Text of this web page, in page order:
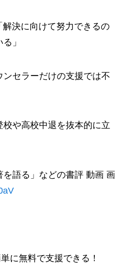
解決に向けて努力できるの
」
ンセラーだけの支援では不
校や高校中退を抜本的に立
語る」などの書評 動画 画
に無料で支援できる！